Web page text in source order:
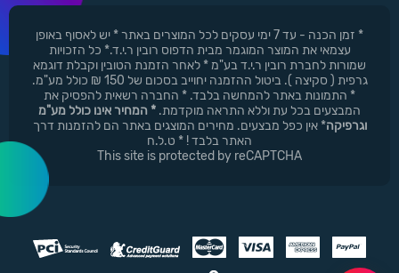
* זמן הכנה - עד 7 ימי עסקים לכל המוצרים באתר * יש לאסוף באופן
עצמאי את המוצר המוגמר מבית הדפוס רובין ר.י.ד.* כל הזכויות
שמורות לחברת רובין ר.י.ד בע"מ * לאחר הזמנת הטובין וקבלת דוגמא
גרפית ( סקיצה ). ביטול ההזמנה יחוייב בסכום של 150 ₪ כולל מע"מ.
* התמונות באתר להמחשה בלבד. * החברה רשאית להפסיק את
המבצעים בכל עת וללא התראה מוקדמת. * המחיר אינו כולל מע"מ
וגרפיקה* אין כפל מבצעים. מחירים המוצגים באתר הם להזמנות דרך
האתר בלבד ! * ט.ל.ח
This site is protected by reCAPTCHA